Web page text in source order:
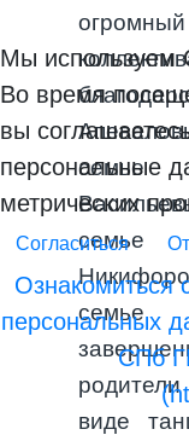
семье
семье
семье
виде
Мы используем
Во время
вы
персональные
метрических
Согласиться
Ознакомиться
персональных
СПб